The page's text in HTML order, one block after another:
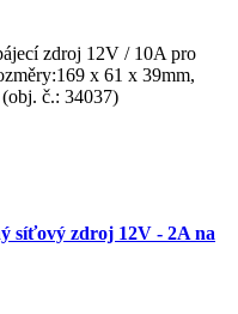
zdroj 12V / 10A pro
x 61 x 39mm,
č.: 34037)
síťový zdroj 12V - 2A na